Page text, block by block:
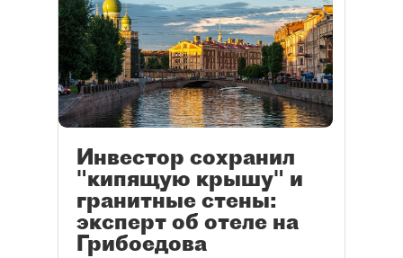
Инвестор сохранил
"кипящую крышу" и
гранитные стены:
эксперт об отеле на
Грибоедова